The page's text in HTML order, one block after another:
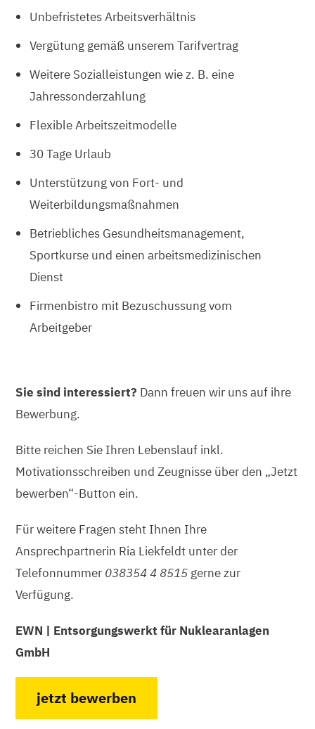
Unbefristetes Arbeitsverhältnis
Vergütung gemäß unserem Tarifvertrag
Weitere Sozialleistungen wie z. B. eine
Jahressonderzahlung
Flexible Arbeitszeitmodelle
30 Tage Urlaub
Unterstützung von Fort- und
Weiterbildungsmaßnahmen
Betriebliches Gesundheitsmanagement,
Sportkurse und einen arbeitsmedizinischen
Dienst
Firmenbistro mit Bezuschussung vom
Arbeitgeber
Sie sind interessiert? Dann freuen wir uns auf ihre
Bewerbung.
Bitte reichen Sie Ihren Lebenslauf inkl.
Motivationsschreiben und Zeugnisse über den „Jetzt
bewerben“-Button ein.
Für weitere Fragen steht Ihnen Ihre
Ansprechpartnerin Ria Liekfeldt unter der
Telefonnummer 038354 4 8515 gerne zur
Verfügung.
EWN | Entsorgungswerkt für Nuklearanlagen
GmbH
jetzt bewerben